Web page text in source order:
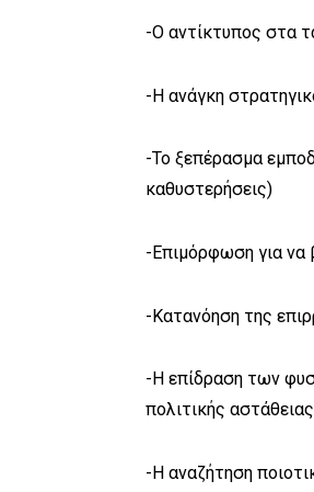
-Ο αντίκτυπος στα
-Η ανάγκη
-Το ξεπέρασμα
καθυστερήσεις)
-Επιμόρφωση για να
-Κατανόηση της
-Η επίδραση των
πολιτικής
-Η αναζήτηση